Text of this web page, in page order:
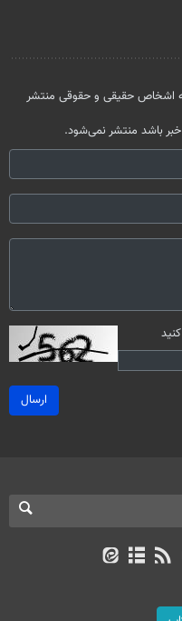
اشخاص حقیقی و حقوقی منتشر
خبر باشد منتشر نمی‌شود.
ارسال